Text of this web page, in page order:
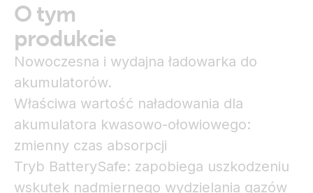
O tym
produkcie
Nowoczesna i wydajna ładowarka do
akumulatorów.
Właściwa wartość naładowania dla
akumulatora kwasowo-ołowiowego:
zmienny czas absorpcji
Tryb BatterySafe: zapobiega uszkodzeniu
wskutek nadmiernego wydzielania gazów